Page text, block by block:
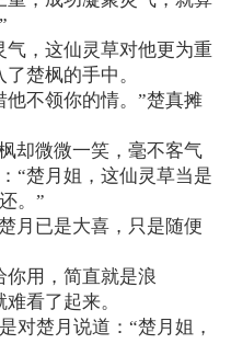
，这仙灵草对他更为重
楚枫的手中。
不领你的情。”楚真摊
微微一笑，毫不客气
“楚月姐，这仙灵草当是
。”
已是大喜，只是随便
用，简直就是浪
看了起来。
楚月说道：“楚月姐，